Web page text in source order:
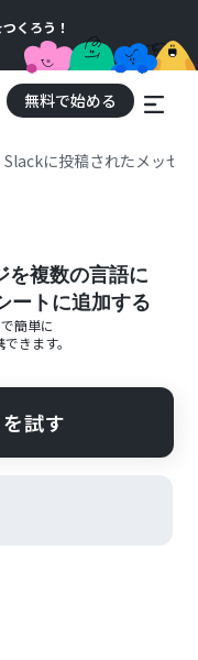
くろう！
無料で始める
Slackに投稿されたメッセ
を複数の言語に
ートに追加する
簡単に
きます。
試す